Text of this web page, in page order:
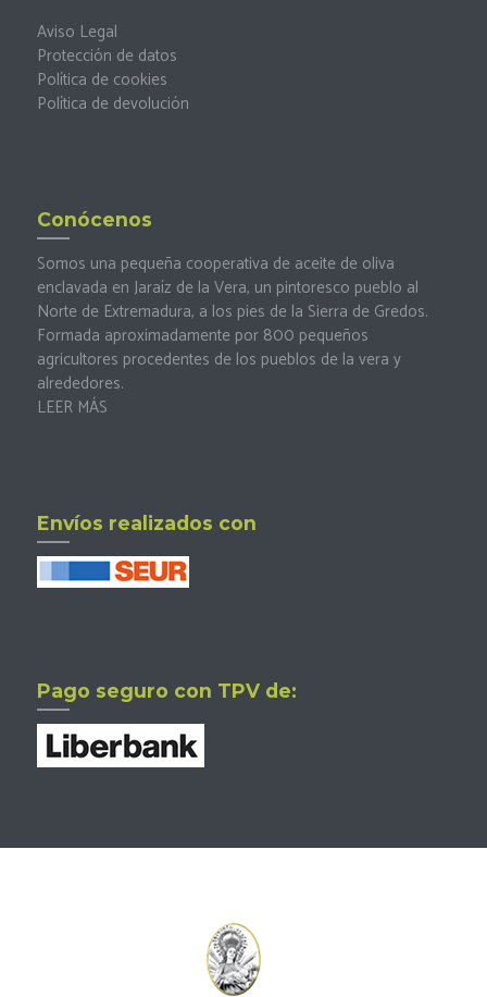
Aviso Legal
Protección de datos
Política de cookies
Política de devolución
Conócenos
Somos una pequeña cooperativa de aceite de oliva
enclavada en Jaraíz de la Vera, un pintoresco pueblo al
Norte de Extremadura, a los pies de la Sierra de Gredos.
Formada aproximadamente por 800 pequeños
agricultores procedentes de los pueblos de la vera y
alrededores.
LEER MÁS
Envíos realizados con
Pago seguro con TPV de: